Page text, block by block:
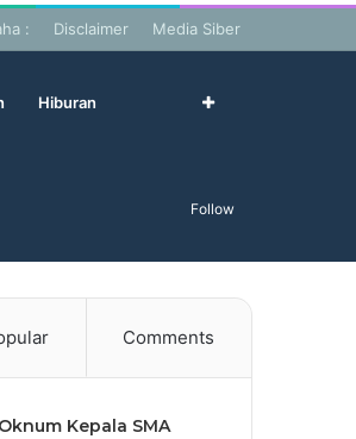
: Disclaimer Media Siber
Hiburan
Follow
Comments
Oknum Kepala SMA